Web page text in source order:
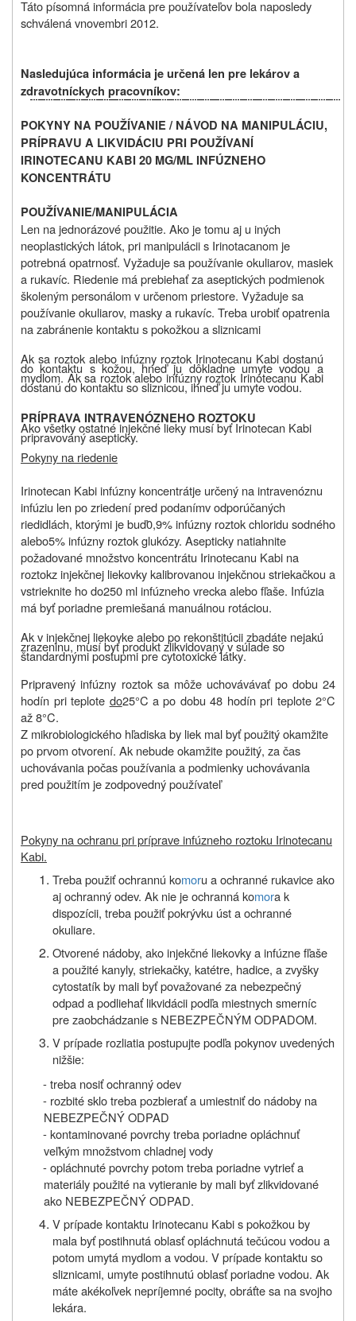
Táto písomná informácia pre používateľov bola naposledy
schválená vnovembri 2012.
Nasledujúca informácia je určená len pre lekárov a
zdravotníckych pracovníkov:
POKYNY NA POUŽÍVANIE / NÁVOD NA MANIPULÁCIU,
PRÍPRAVU A LIKVIDÁCIU PRI POUŽÍVANÍ
IRINOTECANU KABI 20 MG/ML INFÚZNEHO
KONCENTRÁTU
POUŽÍVANIE/MANIPULÁCIA
Len na jednorázové použitie. Ako je tomu aj u iných
neoplastických látok, pri manipulácii s Irinotacanom je
potrebná opatrnosť. Vyžaduje sa používanie okuliarov, masiek
a rukavíc. Riedenie má prebiehať za aseptických podmienok
školeným personálom v určenom priestore. Vyžaduje sa
používanie okuliarov, masky a rukavíc. Treba urobiť opatrenia
na zabránenie kontaktu s pokožkou a sliznicami
Ak sa roztok alebo infúzny roztok Irinotecanu Kabi dostanú
do kontaktu s kožou, hneď ju dôkladne umyte vodou a
mydlom. Ak sa roztok alebo infúzny roztok Irinotecanu Kabi
dostanú do kontaktu so sliznicou, ihneď ju umyte vodou.
PRÍPRAVA INTRAVENÓZNEHO ROZTOKU
Ako všetky ostatné injekčné lieky musí byť Irinotecan Kabi
pripravovaný asepticky.
Pokyny na riedenie
Irinotecan Kabi infúznykoncentrátje určený na intravenóznu
infúziu len po zriedení pred podanímv odporúčaných
riedidlách, ktorými je buď0,9%infúzny roztok chloridu sodného
alebo5%infúzny roztok glukózy. Asepticky natiahnite
požadované množstvo koncentrátu Irinotecanu Kabi na
roztokz injekčnej liekovky kalibrovanou injekčnou striekačkou a
vstrieknite ho do250 ml infúzneho vrecka alebo fľaše. Infúzia
má byť poriadne premiešaná manuálnou rotáciou.
Ak v injekčnej liekovke alebo po rekonštitúcii zbadáte nejakú
zrazeninu, musí byť produkt zlikvidovaný v súlade so
štandardnými postupmi pre cytotoxické látky.
Pripravený infúzny roztok sa môže uchovávávať po dobu 24
hodín pri teplote do25°C a po dobu 48 hodín pri teplote 2°C
až 8°C.
Z mikrobiologického hľadiska by liek mal byť použitý okamžite
po prvom otvorení. Ak nebude okamžite použitý, za čas
uchovávania počas používania a podmienky uchovávania
pred použitím je zodpovedný používateľ
Pokyny na ochranu pri príprave infúzneho roztoku Irinotecanu
Kabi.
Treba použiť ochrannú komoru a ochranné rukavice ako
aj ochranný odev. Ak nie je ochranná komora k
dispozícii, treba použiť pokrývku úst a ochranné
okuliare.
Otvorené nádoby, ako injekčné liekovky a infúzne fľaše
a použité kanyly, striekačky, katétre, hadice, a zvyšky
cytostatík by mali byť považované za nebezpečný
odpad a podliehať likvidácii podľa miestnych smerníc
pre zaobchádzanie s NEBEZPEČNÝM ODPADOM.
V prípade rozliatia postupujte podľa pokynov uvedených
nižšie:
- treba nosiť ochranný odev
- rozbité sklo treba pozbierať a umiestniť do nádoby na
NEBEZPEČNÝ ODPAD
- kontaminované povrchy treba poriadne opláchnuť
veľkým množstvom chladnej vody
- opláchnuté povrchy potom treba poriadne vytrieť a
materiály použité na vytieranie by mali byť zlikvidované
ako NEBEZPEČNÝ ODPAD.
V prípade kontaktu Irinotecanu Kabi s pokožkou by
mala byť postihnutá oblasť opláchnutá tečúcou vodou a
potom umytá mydlom a vodou. V prípade kontaktu so
sliznicami, umyte postihnutú oblasť poriadne vodou. Ak
máte akékoľvek nepríjemné pocity, obráťte sa na svojho
lekára.